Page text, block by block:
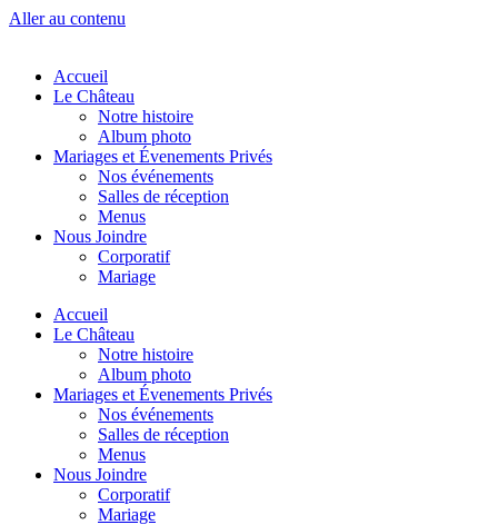
Aller au contenu
Accueil
Le Château
Notre histoire
Album photo
Mariages et Évenements Privés
Nos événements
Salles de réception
Menus
Nous Joindre
Corporatif
Mariage
Accueil
Le Château
Notre histoire
Album photo
Mariages et Évenements Privés
Nos événements
Salles de réception
Menus
Nous Joindre
Corporatif
Mariage